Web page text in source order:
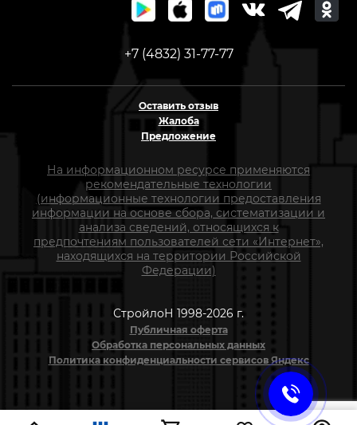
+7 (4832) 31-77-77
Оставить отзыв
Жалоба
Предложение
На информационном ресурсе применяются
рекомендательные технологии
(информационные технологии предоставления
информации на основе сбора, систематизации и
анализа сведений, относящихся к
предпочтениям пользователей сети «Интернет»,
находящихся на территории Российской
Федерации)
СтройлоН 1998-2026 г.
Публичная оферта
Обработка персональных данных
Политика конфиденциальности сервисов Яндекс